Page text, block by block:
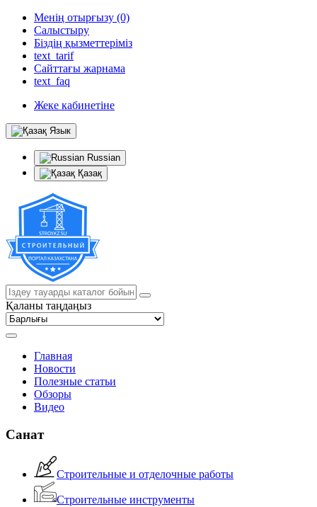
Менің отырғызу (0)
Салыстыру
Біздің қызметтеріміз
text_tarif
Сайттағы жарнама
text_faq
Жеке кабинетіне
Язык
Russian
Қазақ
Қаланы таңдаңыз
Главная
Новости
Полезные статьи
Обзоры
Видео
Санат
Строительные и отделочные работы
Строительные инструменты